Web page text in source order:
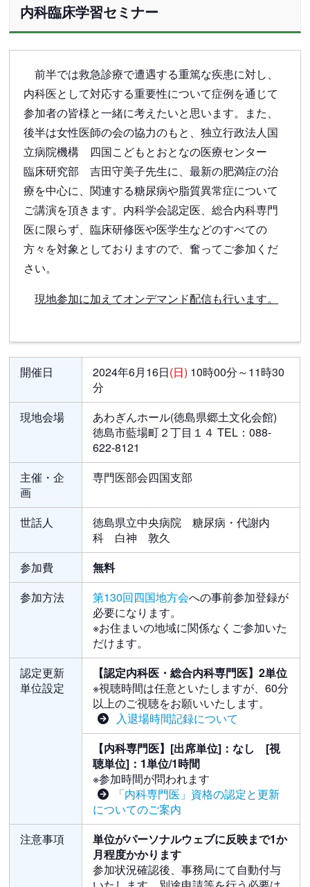
内科臨床学習セミナー
前半では救急診療で遭遇する重篤な疾患に対し、
内科医として対応する重要性について症例を通じて
参加者の皆様と一緒に考えたいと思います。また、
後半は女性医師の会の協力のもと、独立行政法人国
立病院機構 四国こどもとおとなの医療センター
臨床研究部 吉田守美子先生に、最新の肥満症の治
療を中心に、関連する糖尿病や脂質異常症について
ご講演を頂きます。内科学会認定医、総合内科専門
医に限らず、臨床研修医や医学生などのすべての
方々を対象としておりますので、奮ってご参加くだ
さい。
現地参加に加えてオンデマンド配信も行います。
開催日 2024年6月16日(日) 10時00分～11時30
分
現地会場
あわぎんホール(徳島県郷土文化会館)
徳島市藍場町２丁目１４ TEL：088-
622-8121
主催・企
画
専門医部会四国支部
世話人
徳島県立中央病院 糖尿病・代謝内
科 白神 敦久
参加費
無料
参加方法
第130回四国地方会への事前参加登録が
必要になります。
※お住まいの地域に関係なくご参加いた
だけます。
認定更新
単位設定
【認定内科医・総合内科専門医】2単位
※視聴時間は任意といたしますが、60分
以上のご視聴をお願いいたします。
入退場時間記録について
【内科専門医】[出席単位]：なし [視
聴単位]：1単位/1時間
※参加時間が問われます
「内科専門医」資格の認定と更新
についてのご案内
注意事項
単位がパーソナルウェブに反映まで1か
月程度かかります
参加状況確認後、事務局にて自動付与